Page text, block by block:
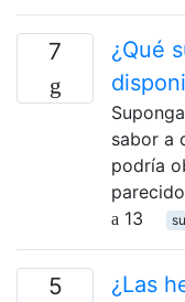
7
¿Qué
sabor a
podría
13
5
¿Las